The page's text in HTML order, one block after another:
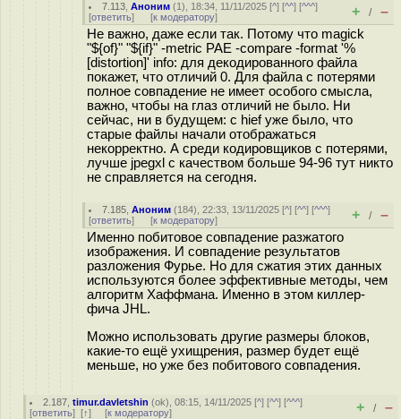
7.113 ,Аноним (1), 18:34, 11/11/2025 [^] [^^] [^^^]
[ответить] [к модератору] + / –
Не важно, даже если так. Потому что magick
"${of}" "${if}" -metric PAE -compare -format '%
[distortion]' info: для декодированного файла
покажет, что отличий 0. Для файла с потерями
полное совпадение не имеет особого смысла,
важно, чтобы на глаз отличий не было. Ни
сейчас, ни в будущем: с hief уже было, что
старые файлы начали отображаться
некорректно. А среди кодировщиков с потерями,
лучше jpegxl с качеством больше 94-96 тут никто
не справляется на сегодня.
7.185 ,Аноним (184), 22:33, 13/11/2025 [^] [^^] [^^^]
[ответить] [к модератору] + / –
Именно побитовое совпадение разжатого
изображения. И совпадение результатов
разложения Фурье. Но для сжатия этих данных
используются более эффективные методы, чем
алгоритм Хаффмана. Именно в этом киллер-
фича JHL.
Можно использовать другие размеры блоков,
какие-то ещё ухищрения, размер будет ещё
меньше, но уже без побитового совпадения.
2.187 ,timur.davletshin (ok), 08:15, 14/11/2025 [^] [^^] [^^^]
[ответить] [↑] [к модератору] + / –